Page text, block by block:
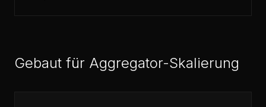
Gebaut für Aggregator-Skalierung